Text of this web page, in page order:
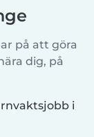
på att göra
dig, på
i